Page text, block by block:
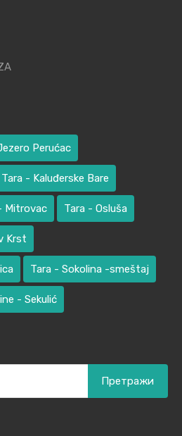
Perućac
Tara - Kaluđerske Bare
Mitrovac Tara - Osluša
Krst
Tara - Sokolina -smeštaj
- Sekulić